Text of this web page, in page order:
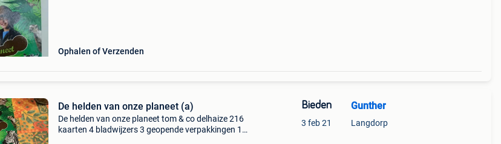
Ophalen of Verzenden
De helden van onze planeet (a)
De helden van onze planeet tom & co delhaize 216
kaarten 4 bladwijzers 3 geopende verpakkingen 1
Bieden
3 feb 21
Gunther
Langdorp